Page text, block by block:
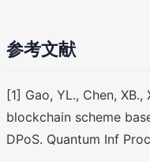
参考文献
[1] Gao, YL., Chen,
blockchain scheme
DPoS. Quantum Inf